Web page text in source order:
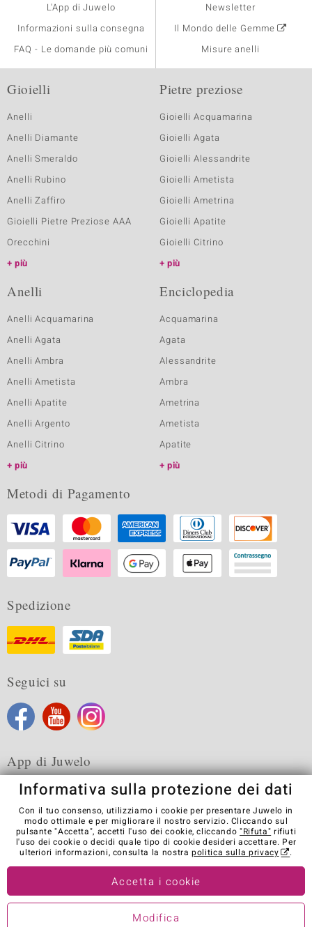
L'App di Juwelo
Informazioni sulla consegna
FAQ - Le domande più comuni
Newsletter
Il Mondo delle Gemme
Misure anelli
Gioielli
Anelli
Anelli Diamante
Anelli Smeraldo
Anelli Rubino
Anelli Zaffiro
Gioielli Pietre Preziose AAA
Orecchini
più
Pietre preziose
Gioielli Acquamarina
Gioielli Agata
Gioielli Alessandrite
Gioielli Ametista
Gioielli Ametrina
Gioielli Apatite
Gioielli Citrino
più
Anelli
Anelli Acquamarina
Anelli Agata
Anelli Ambra
Anelli Ametista
Anelli Apatite
Anelli Argento
Anelli Citrino
più
Enciclopedia
Acquamarina
Agata
Alessandrite
Ambra
Ametrina
Ametista
Apatite
più
Metodi di Pagamento
Spedizione
Seguici su
App di Juwelo
Condizioni generali di vendita Informativa Privacy
Cookies
Note legali
Contatti
Recedere dal contratto
Visit our stores in other countries:
Informativa sulla protezione dei dati
Con il tuo consenso, utilizziamo i cookie per presentare Juwelo in
modo ottimale e per migliorare il nostro servizio. Cliccando sul
pulsante "Accetta", accetti l'uso dei cookie, cliccando "Rifuta" rifiuti
l'uso dei cookie o decidi quale tipo di cookie desideri accettare. Per
ulteriori informazioni, consulta la nostrapolitica sulla privacy .
Accetta i cookie
Modifica